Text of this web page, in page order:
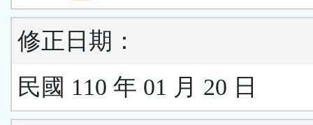
修正日期：
民國 110 年 01 月 20 日